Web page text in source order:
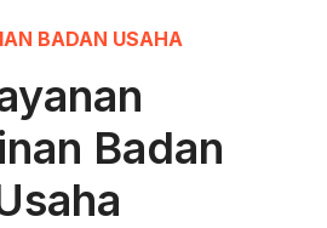
BADAN USAHA
Badan